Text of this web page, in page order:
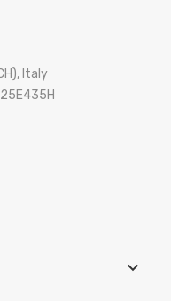
Italy
keyboard_arrow_down